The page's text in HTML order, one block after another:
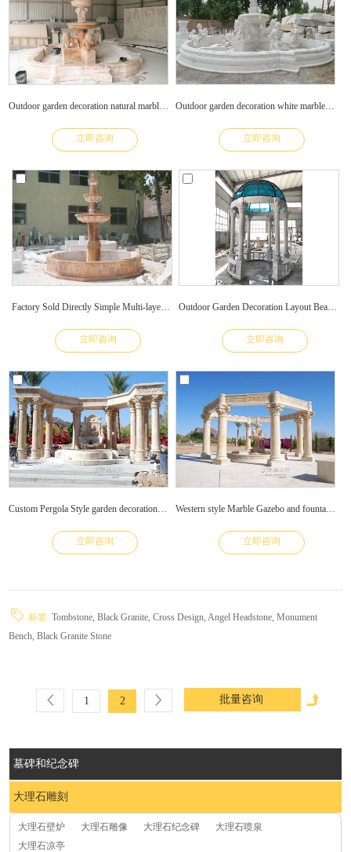
Outdoor garden decoration natural marble animal and character fountain marble sculpture
立即咨询
Outdoor garden decoration white marble animals and figures fountain marble sculptures for sale
立即咨询
Factory Sold Directly Simple Multi-layer Marble Fountain
立即咨询
Outdoor Garden Decoration Layout Beautiful Marble Pavilion
立即咨询
立即咨询
Western style Marble Gazebo and fountain garden decoration
立即咨询
标签:Tombstone,Black Granite,Cross Design, Angel Headstone,Monument
Bench,Black Granite Stone
1 2
墓碑和纪念碑
大理石雕刻
大理石壁炉 大理石雕像 大理石纪念碑
大理石喷泉
大理石凉亭